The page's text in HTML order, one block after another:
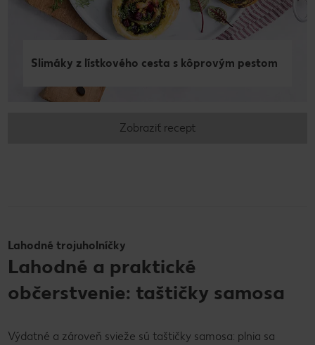
Slimáky z lístkového cesta s kôprovým pestom
Zobraziť recept
Lahodné trojuholníčky
Lahodné a praktické
občerstvenie: taštičky samosa
Výdatné a zároveň svieže sú taštičky samosa: plnia sa